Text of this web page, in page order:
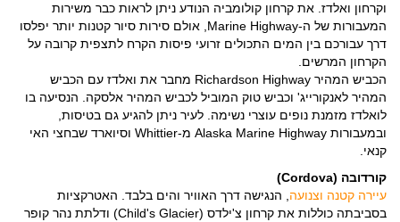
וקרחון ואלדז. את קרחון קולומביה הנודע ניתן לראות כבר משירות
המעבורות של ה-Marine Highway, אולם סירות סיור קטנות יותר יפלסו
דרך עבורכם בין המים התכולים זרועי פיסות הקרח לתצפית קרובה על
הקרחון המרשים.
הכביש המהיר Richardson Highway מחבר את ואלדז עם הכביש
המהיר לאנקורייג' וכביש טוק המוביל לכביש המהיר אלסקה. הנסיעה בו
לואלדז מזמנת נופים עוצרי נשימה. לעיר ניתן להגיע גם בטיסות,
ובמעבורות Alaska Marine Highway מ-Whittier וסיוארד שבחצי האי
קנאי.
קורדובה (Cordova)
עיירה קטנה וצנועה , הנגישה דרך האוויר והים בלבד. האטרקציות
בסביבתה כוללות את קרחון צ'ילדס (Child's Glacier) ודלתת נהר קופר